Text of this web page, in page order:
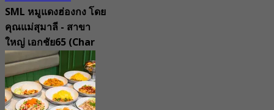
SML หมูแดงฮ่องกง โดย
คุณแม่สุมาลี - สาขา
ใหญ่ เอกชัย65 (Char
Siu Fan by SML)
New
4.8
จาก฿ 262.5